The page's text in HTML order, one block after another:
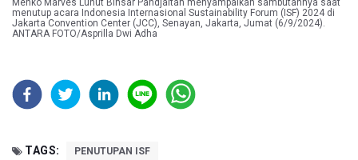
Menko Marves Luhut Binsar Pandjaitan menyampaikan sambutannya saat
menutup acara Indonesia Internasional Sustainability Forum (ISF) 2024 di
Jakarta Convention Center (JCC), Senayan, Jakarta, Jumat (6/9/2024).
ANTARA FOTO/Asprilla Dwi Adha
TAGS: PENUTUPAN ISF